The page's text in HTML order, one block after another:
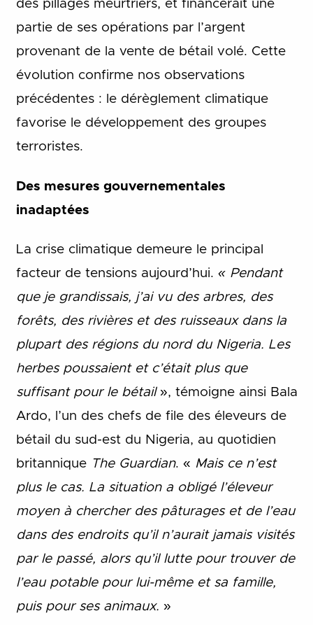
des pillages meurtriers, et financerait une
partie de ses opérations par l’argent
provenant de la vente de bétail volé. Cette
évolution confirme nos observations
précédentes : le dérèglement climatique
favorise le développement des groupes
terroristes.
Des mesures gouvernementales
inadaptées
La crise climatique demeure le principal
facteur de tensions aujourd’hui. « Pendant
que je grandissais, j’ai vu des arbres, des
forêts, des rivières et des ruisseaux dans la
plupart des régions du nord du Nigeria. Les
herbes poussaient et c’était plus que
suffisant pour le bétail », témoigne ainsi Bala
Ardo, l’un des chefs de file des éleveurs de
bétail du sud-est du Nigeria, au quotidien
britannique The Guardian. « Mais ce n’est
plus le cas. La situation a obligé l’éleveur
moyen à chercher des pâturages et de l’eau
dans des endroits qu’il n’aurait jamais visités
par le passé, alors qu’il lutte pour trouver de
l’eau potable pour lui-même et sa famille,
puis pour ses animaux. »